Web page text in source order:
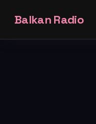
Balkan Radio